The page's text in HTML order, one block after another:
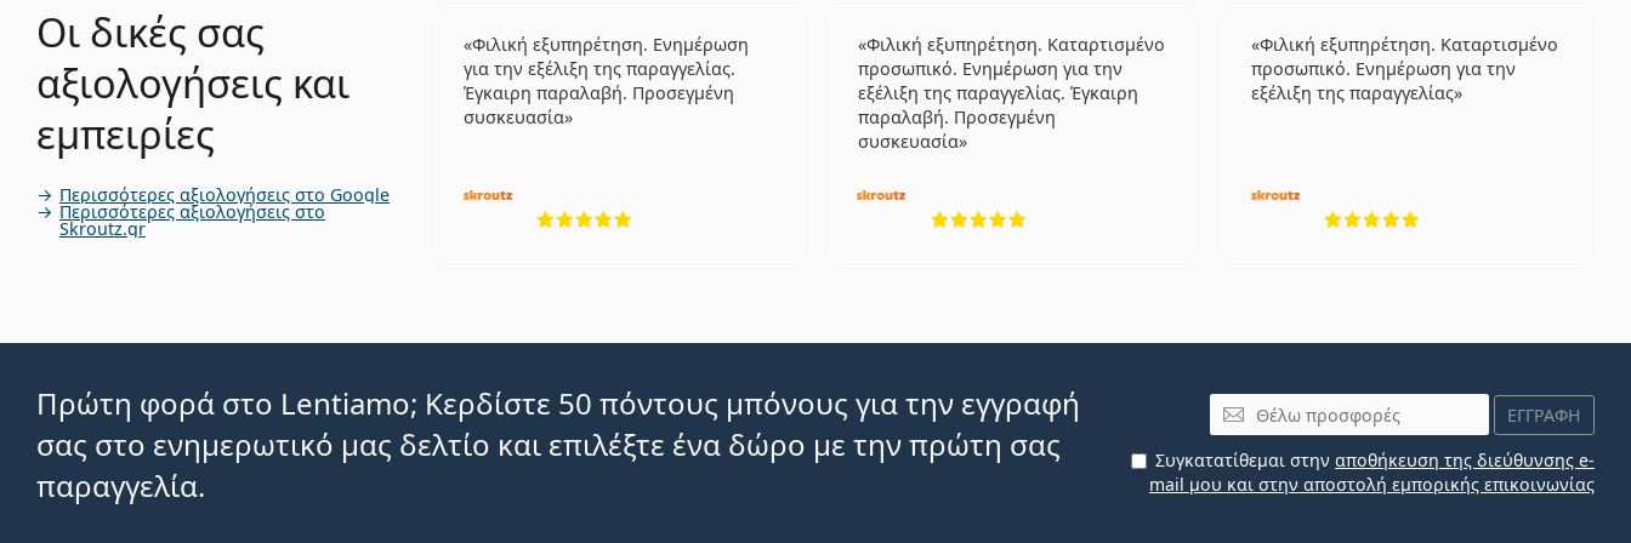
Οι δικές σας
αξιολογήσεις και
εμπειρίες
Περισσότερες αξιολογήσεις στο Google
Περισσότερες αξιολογήσεις στο
Skroutz.gr
Φιλική εξυπηρέτηση. Ενημέρωση
για την εξέλιξη της παραγγελίας.
Έγκαιρη παραλαβή. Προσεγμένη
συσκευασία
Φιλική εξυπηρέτηση. Καταρτισμένο
προσωπικό. Ενημέρωση για την
εξέλιξη της παραγγελίας. Έγκαιρη
παραλαβή. Προσεγμένη
συσκευασία
Φιλική εξυπηρέτηση. Καταρτισμένο
προσωπικό. Ενημέρωση για την
εξέλιξη της παραγγελίας
Πρώτη φορά στο Lentiamo; Κερδίστε 50 πόντους μπόνους για την εγγραφή
σας στο ενημερωτικό μας δελτίο και επιλέξτε ένα δώρο με την πρώτη σας
παραγγελία.
Email
ΕΓΓΡΑΦΗ
Συγκατατίθεμαι στην αποθήκευση της διεύθυνσης e-
mail μου και στην αποστολή εμπορικής επικοινωνίας